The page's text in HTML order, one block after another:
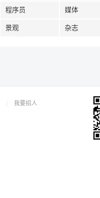
程序员 媒体
景观 杂志
我要招人